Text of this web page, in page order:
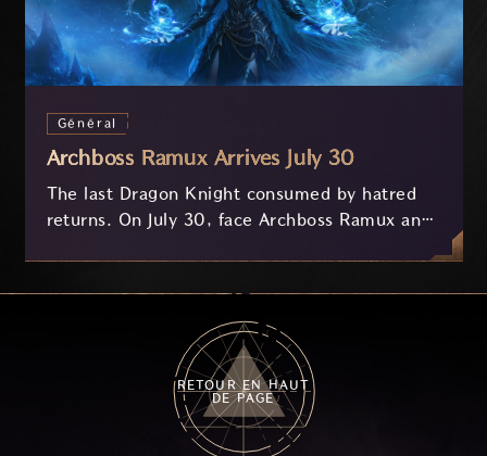
Général
Archboss Ramux Arrives July 30
The last Dragon Knight consumed by hatred
returns. On July 30, face Archboss Ramux and
key combat mechanics, the Ballista, and the
new Archboss equipment that awaits.
RETOUR EN HAUT
DE PAGE